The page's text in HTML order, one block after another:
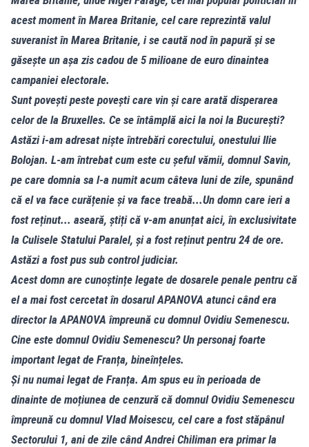
acest moment în Marea Britanie, cel care reprezintă valul
suveranist în Marea Britanie, i se caută nod în papură și se
găsește un așa zis cadou de 5 milioane de euro dinaintea
campaniei electorale.
Sunt povești peste povești care vin și care arată disperarea
celor de la Bruxelles. Ce se întâmplă aici la noi la București?
Astăzi i-am adresat niște întrebări corectului, onestului Ilie
Bolojan. L-am întrebat cum este cu șeful vămii, domnul Savin,
pe care domnia sa l-a numit acum câteva luni de zile, spunând
că el va face curățenie și va face treabă...Un domn care ieri a
fost reținut... aseară, știți că v-am anunțat aici, în exclusivitate
la Culisele Statului Paralel, și a fost reținut pentru 24 de ore.
Astăzi a fost pus sub control judiciar.
Acest domn are cunoștințe legate de dosarele penale pentru că
el a mai fost cercetat în dosarul APANOVA atunci când era
director la APANOVA împreună cu domnul Ovidiu Semenescu.
Cine este domnul Ovidiu Semenescu? Un personaj foarte
important legat de Franța, bineînțeles.
Și nu numai legat de Franța. Am spus eu în perioada de
dinainte de moțiunea de cenzură că domnul Ovidiu Semenescu
împreună cu domnul Vlad Moisescu, cel care a fost stăpânul
Sectorului 1, ani de zile când Andrei Chiliman era primar la